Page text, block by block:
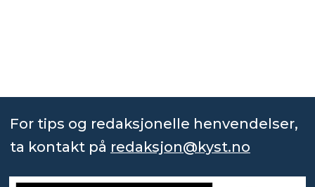
For tips og redaksjonelle henvendelser,
ta kontakt på redaksjon@kyst.no